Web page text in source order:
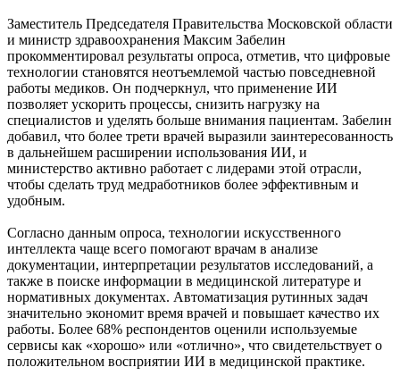
Заместитель Председателя Правительства Московской области
и министр здравоохранения Максим Забелин
прокомментировал результаты опроса, отметив, что цифровые
технологии становятся неотъемлемой частью повседневной
работы медиков. Он подчеркнул, что применение ИИ
позволяет ускорить процессы, снизить нагрузку на
специалистов и уделять больше внимания пациентам. Забелин
добавил, что более трети врачей выразили заинтересованность
в дальнейшем расширении использования ИИ, и
министерство активно работает с лидерами этой отрасли,
чтобы сделать труд медработников более эффективным и
удобным.
Согласно данным опроса, технологии искусственного
интеллекта чаще всего помогают врачам в анализе
документации, интерпретации результатов исследований, а
также в поиске информации в медицинской литературе и
нормативных документах. Автоматизация рутинных задач
значительно экономит время врачей и повышает качество их
работы. Более 68% респондентов оценили используемые
сервисы как «хорошо» или «отлично», что свидетельствует о
положительном восприятии ИИ в медицинской практике.